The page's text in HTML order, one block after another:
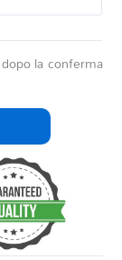
la conferma